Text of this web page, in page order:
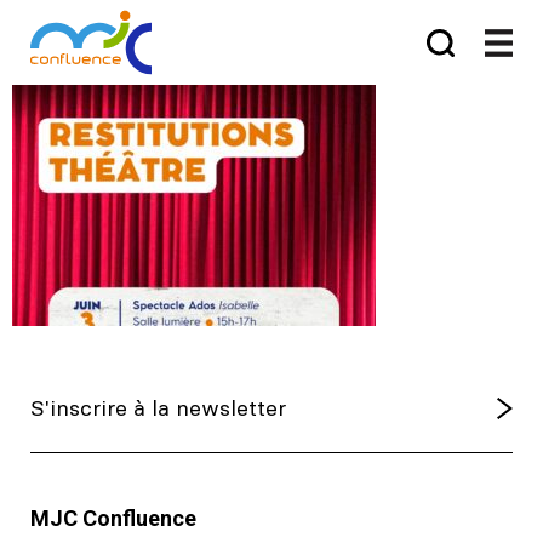
MJC Confluence